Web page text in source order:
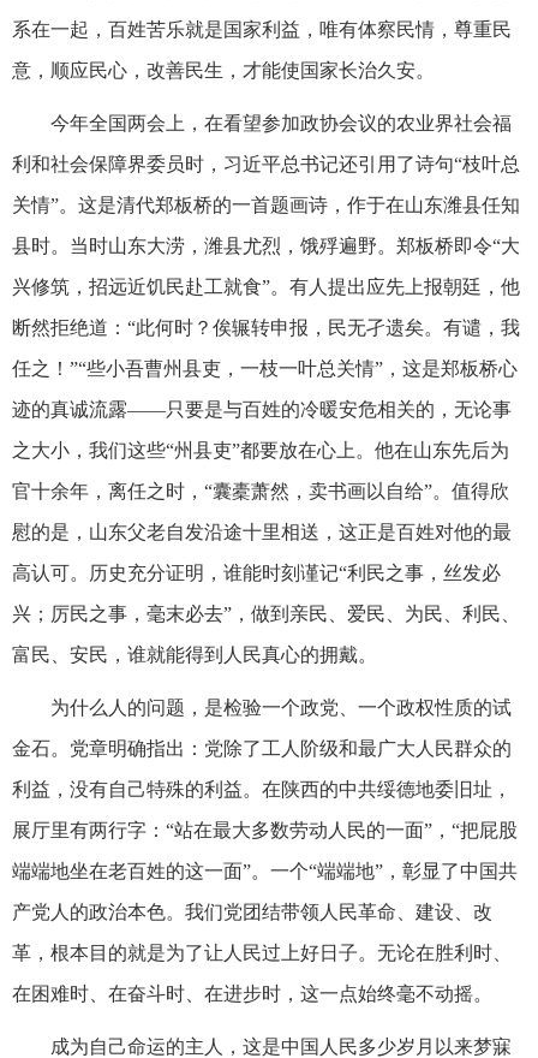
系在一起，百姓苦乐就是国家利益，唯有体察民情，尊重民
意，顺应民心，改善民生，才能使国家长治久安。
今年全国两会上，在看望参加政协会议的农业界社会福
利和社会保障界委员时，习近平总书记还引用了诗句“枝叶总
关情”。这是清代郑板桥的一首题画诗，作于在山东潍县任知
县时。当时山东大涝，潍县尤烈，饿殍遍野。郑板桥即令“大
兴修筑，招远近饥民赴工就食”。有人提出应先上报朝廷，他
断然拒绝道：“此何时？俟辗转申报，民无孑遗矣。有谴，我
任之！”“些小吾曹州县吏，一枝一叶总关情”，这是郑板桥心
迹的真诚流露——只要是与百姓的冷暖安危相关的，无论事
之大小，我们这些“州县吏”都要放在心上。他在山东先后为
官十余年，离任之时，“囊橐萧然，卖书画以自给”。值得欣
慰的是，山东父老自发沿途十里相送，这正是百姓对他的最
高认可。历史充分证明，谁能时刻谨记“利民之事，丝发必
兴；厉民之事，毫末必去”，做到亲民、爱民、为民、利民、
富民、安民，谁就能得到人民真心的拥戴。
为什么人的问题，是检验一个政党、一个政权性质的试
金石。党章明确指出：党除了工人阶级和最广大人民群众的
利益，没有自己特殊的利益。在陕西的中共绥德地委旧址，
展厅里有两行字：“站在最大多数劳动人民的一面”，“把屁股
端端地坐在老百姓的这一面”。一个“端端地”，彰显了中国共
产党人的政治本色。我们党团结带领人民革命、建设、改
革，根本目的就是为了让人民过上好日子。无论在胜利时、
在困难时、在奋斗时、在进步时，这一点始终毫不动摇。
成为自己命运的主人，这是中国人民多少岁月以来梦寐